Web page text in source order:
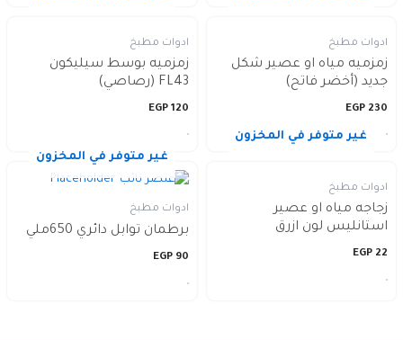
ادوات مطبخ
زمزميه مياه او عصير شكل
جديد (أخضر فاتح)
230
EGP
ادوات مطبخ
زمزميه بوسط سيليكون
FL43 (رصاصي)
120
EGP
غير متوفر في المخزون
ادوات مطبخ
زجاجه مياه او عصير
استانليس لون ازرق
22
EGP
غير متوفر في المخزون
ادوات مطبخ
برطمان توابل دائري 650ملي
90
EGP